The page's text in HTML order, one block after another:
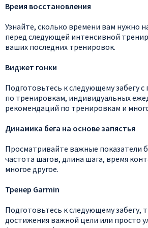
Время восстановления
Узнайте, сколько времени вам нужно
перед следующей интенсивной
ваших последних тренировок.
Виджет гонки
Подготовьтесь к следующему забегу
по тренировкам, индивидуальных
рекомендаций по тренировкам и
Динамика бега на основе запястья
Просматривайте важные показатели
частота шагов, длина шага, время
многое другое.
Тренер Garmin
Подготовьтесь к следующему забегу,
достижения важной цели или просто